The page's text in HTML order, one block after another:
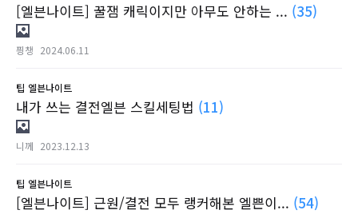
[엘븐나이트] 꿀잼 캐릭이지만 아무도 안하는 ... (35)
픵챙 2024.06.11
팁 엘븐나이트
내가 쓰는 결전엘븐 스킬세팅법 (11)
니께 2023.12.13
팁 엘븐나이트
[엘븐나이트] 근원/결전 모두 랭커해본 엘쁜이... (54)